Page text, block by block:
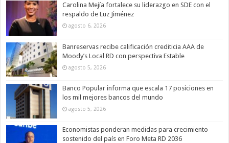
Carolina Mejía fortalece su liderazgo en SDE con el
respaldo de Luz Jiménez
agosto 6, 2026
Banreservas recibe calificación crediticia AAA de
Moody’s Local RD con perspectiva Estable
agosto 5, 2026
Banco Popular informa que escala 17 posiciones en
los mil mejores bancos del mundo
agosto 5, 2026
Economistas ponderan medidas para crecimiento
sostenido del país en Foro Meta RD 2036